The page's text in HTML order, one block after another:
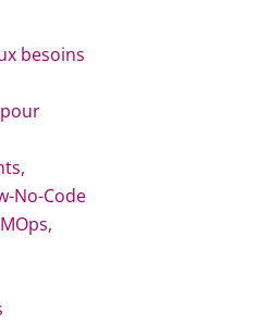
besoins
No-Code